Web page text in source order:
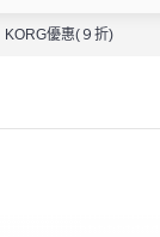
KORG優惠(９折)